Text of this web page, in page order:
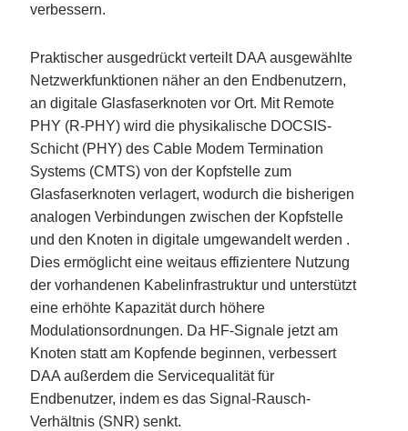
verbessern.
Praktischer ausgedrückt verteilt DAA ausgewählte
Netzwerkfunktionen näher an den Endbenutzern,
an digitale Glasfaserknoten vor Ort. Mit Remote
PHY (R-PHY) wird die physikalische DOCSIS-
Schicht (PHY) des Cable Modem Termination
Systems (CMTS) von der Kopfstelle zum
Glasfaserknoten verlagert, wodurch die bisherigen
analogen Verbindungen zwischen der Kopfstelle
und den Knoten in digitale umgewandelt werden .
Dies ermöglicht eine weitaus effizientere Nutzung
der vorhandenen Kabelinfrastruktur und unterstützt
eine erhöhte Kapazität durch höhere
Modulationsordnungen. Da HF-Signale jetzt am
Knoten statt am Kopfende beginnen, verbessert
DAA außerdem die Servicequalität für
Endbenutzer, indem es das Signal-Rausch-
Verhältnis (SNR) senkt.